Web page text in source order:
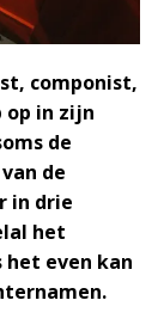
componist,
op in zijn
de
de
in drie
het
het even kan
.